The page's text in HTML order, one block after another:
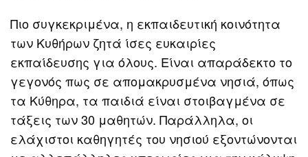
Πιο συγκεκριμένα, η εκπαιδευτική κοινότητα
των Κυθήρων ζητά ίσες ευκαιρίες
εκπαίδευσης για όλους. Είναι απαράδεκτο το
γεγονός πως σε απομακρυσμένα νησιά, όπως
τα Κύθηρα, τα παιδιά είναι στοιβαγμένα σε
τάξεις των 30 μαθητών. Παράλληλα, οι
ελάχιστοι καθηγητές του νησιού εξοντώνονται